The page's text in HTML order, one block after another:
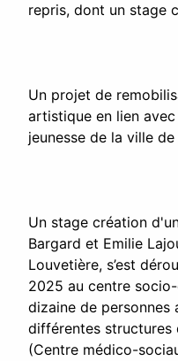
repris, dont un stage
Un projet de
artistique en lien
jeunesse de la ville
Un stage création
Bargard et Emilie
Louvetière, s’est
2025 au centre
dizaine de personnes
différentes structures
(Centre médico-